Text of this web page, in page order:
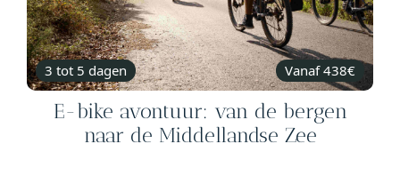
3 tot 5 dagen Vanaf 438€
E-bike avontuur: van de bergen
naar de Middellandse Zee